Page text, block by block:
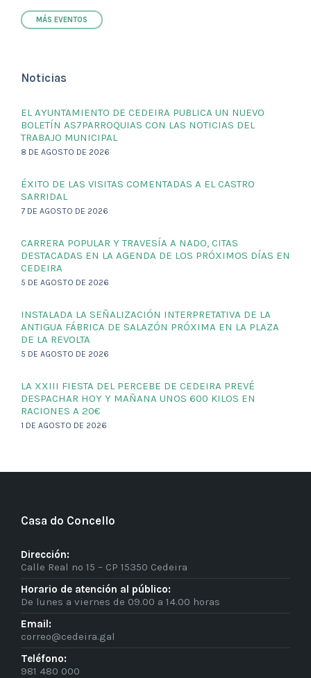
MÁS EVENTOS
Noticias
EL AYUNTAMIENTO DE CEDEIRA PUBLICA UN NUEVO
BOLETÍN AS7PARROQUIAS CON LAS NOTICIAS DEL
TRABAJO MUNICIPAL
8 DE AGOSTO DE 2026
ÉXITO DE LAS VISITAS COMENTADAS A EL CASTRO
SARRIDAL
7 DE AGOSTO DE 2026
CARRERA POPULAR Y TRAVESÍA A NADO, CITAS
DESTACADAS EN LA AGENDA DE LOS PRÓXIMOS DÍAS EN
CEDEIRA
5 DE AGOSTO DE 2026
INSTALADA LA SEÑALIZACIÓN INTERPRETATIVA DE LA
ANTIGUA FÁBRICA DE SALAZÓN PRÓXIMA EN LA PLAZA
DE LA REVOLTA
5 DE AGOSTO DE 2026
LA XXIII FIESTA DEL PERCEBE DE CEDEIRA PREVÉ
DESPACHAR HOY Y MAÑANA UNOS 600 KILOS EN
RACIONES A 20€
1 DE AGOSTO DE 2026
Casa do Concello
Dirección:
Calle Real nº 15 – CP 15350 Cedeira
Horario de atención al público:
De lunes a viernes de 09.00 a 14.00 horas
Email:
correo@cedeira.gal
Teléfono:
981 480 000